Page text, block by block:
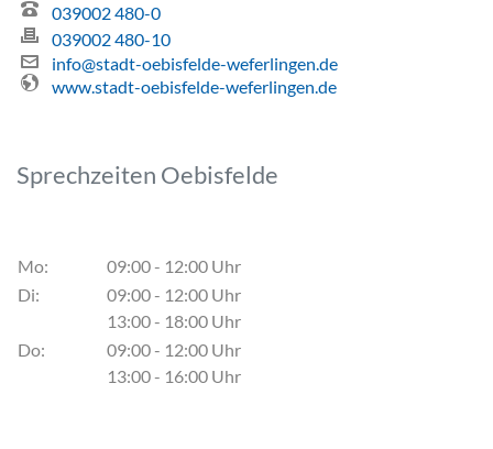
039002 480-0
039002 480-10
info@stadt-oebisfelde-weferlingen.de
www.stadt-oebisfelde-weferlingen.de
Sprechzeiten Oebisfelde
Mo:
09:00 - 12:00 Uhr
Di:
09:00 - 12:00 Uhr
13:00 - 18:00 Uhr
Do:
09:00 - 12:00 Uhr
13:00 - 16:00 Uhr